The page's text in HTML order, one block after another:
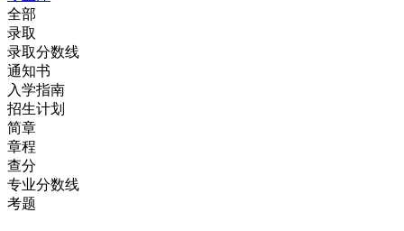
全部
录取
录取分数线
通知书
入学指南
招生计划
简章
章程
查分
专业分数线
考题